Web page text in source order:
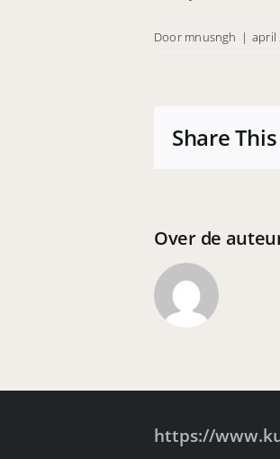
Door mnusngh | april
Share
Over de
https://